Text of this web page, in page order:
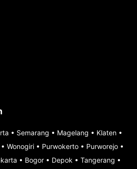
• Semarang • Magelang • Klaten •
• Wonogiri • Purwokerto • Purworejo •
• Bogor • Depok • Tangerang •